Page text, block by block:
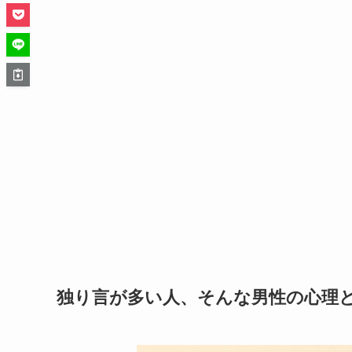
独り言が多い人、そんな男性の心理